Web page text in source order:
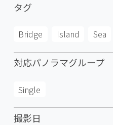
タグ
Bridge Island Sea
対応パノラマグループ
Single
撮影日